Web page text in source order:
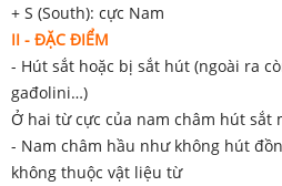
+ S (South): cực Nam
II - ĐẶC ĐIỂM
- Hút sắt hoặc bị sắt hút (ngoài ra
gađolini…)
Ở hai từ cực của nam châm hút sắt
- Nam châm hầu như không hút
không thuộc vật liệu từ